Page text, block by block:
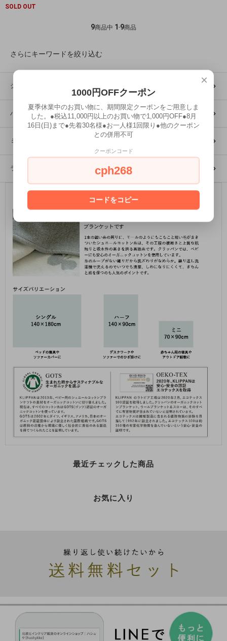
SOLD OUT
9商品中 1-9商品
さらにキーワードを絞り込む
シングルブランケット
ハーフブランケット
ミニブランケット
ライトコットンブランケット
最近チェックした商品
お気に入り
×
1000円OFFクーポン
夏季休業中のお買い物に、期間限定クーポンをご用意しま
した。●税込11,000円以上のお買い物で1,000円OFF●8月
16日(日)まで●先着30名様●お一人様1回限り●他のクーポン
との併用不可
クーポンコード
cph268
コードをコピー